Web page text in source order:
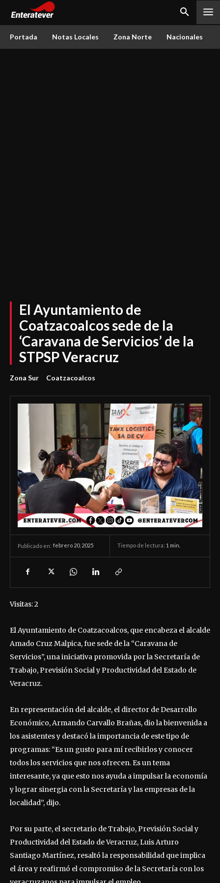
Portada Notas Locales Zona Norte Nacionales
El Ayuntamiento de
Coatzacoalcos sede de la
‘Caravana de Servicios’ de la
STPSP Veracruz
Zona Sur Coatzacoalcos
Publicado en: febrero 20, 2025 Tiempo de lectura: 1 min.
Visitas: 2
El Ayuntamiento de Coatzacoalcos, que encabeza el alcalde
Amado Cruz Malpica, fue sede de la “Caravana de
Servicios”, una iniciativa promovida por la Secretaría de
Trabajo, Previsión Social y Productividad del Estado de
Veracruz.
En representación del alcalde, el director de Desarrollo
Económico, Armando Carvallo Brañas, dio la bienvenida a
los asistentes y destacó la importancia de este tipo de
programas: “Es un gusto para mí recibirlos y conocer
todos los servicios que nos ofrecen. Es un tema
interesante, ya que esto nos ayuda a impulsar la economía
y lograr sinergia con la Secretaría y las empresas de la
localidad”, dijo.
Por su parte, el secretario de Trabajo, Previsión Social y
Productividad del Estado de Veracruz, Luis Arturo
Santiago Martínez, resaltó la responsabilidad que implica
el área y reafirmó el compromiso de la Secretaría con los